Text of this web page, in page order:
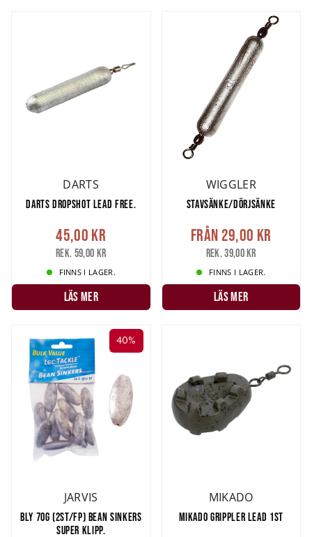
DARTS
DARTS DROPSHOT LEAD FREE.
45,00 kr
Rek. 59,00 kr
FINNS I LAGER.
LÄS MER
WIGGLER
STAVSÄNKE/DÖRJSÄNKE
Från 29,00 kr
Rek. 39,00 kr
FINNS I LAGER.
LÄS MER
JARVIS
BLY 70G (2ST/FP) BEAN SINKERS
SUPER KLIPP.
40%
MIKADO
MIKADO GRIPPLER LEAD 1ST